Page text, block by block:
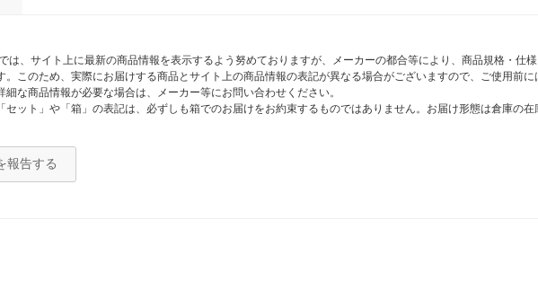
は、サイト上に最新の商品情報を表示するよう努めておりますが、メーカーの都合等により、商品規格・仕
。このため、実際にお届けする商品とサイト上の商品情報の表記が異なる場合がございますので、ご使用前
細な商品情報が必要な場合は、メーカー等にお問い合わせください。
セット」や「箱」の表記は、必ずしも箱でのお届けをお約束するものではありません。お届け形態は倉庫の
報告する